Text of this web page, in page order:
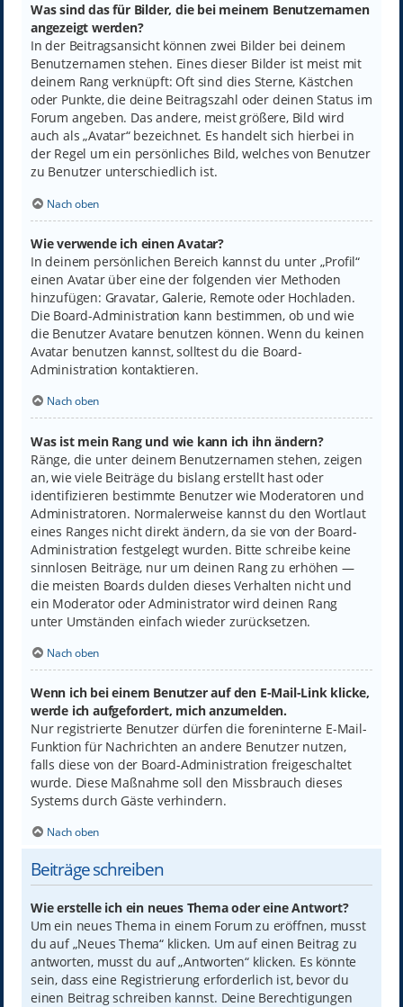
Was sind das für Bilder, die bei meinem Benutzernamen
angezeigt werden?
In der Beitragsansicht können zwei Bilder bei deinem
Benutzernamen stehen. Eines dieser Bilder ist meist mit
deinem Rang verknüpft: Oft sind dies Sterne, Kästchen
oder Punkte, die deine Beitragszahl oder deinen Status im
Forum angeben. Das andere, meist größere, Bild wird
auch als „Avatar“ bezeichnet. Es handelt sich hierbei in
der Regel um ein persönliches Bild, welches von Benutzer
zu Benutzer unterschiedlich ist.
Nach oben
Wie verwende ich einen Avatar?
In deinem persönlichen Bereich kannst du unter „Profil“
einen Avatar über eine der folgenden vier Methoden
hinzufügen: Gravatar, Galerie, Remote oder Hochladen.
Die Board-Administration kann bestimmen, ob und wie
die Benutzer Avatare benutzen können. Wenn du keinen
Avatar benutzen kannst, solltest du die Board-
Administration kontaktieren.
Nach oben
Was ist mein Rang und wie kann ich ihn ändern?
Ränge, die unter deinem Benutzernamen stehen, zeigen
an, wie viele Beiträge du bislang erstellt hast oder
identifizieren bestimmte Benutzer wie Moderatoren und
Administratoren. Normalerweise kannst du den Wortlaut
eines Ranges nicht direkt ändern, da sie von der Board-
Administration festgelegt wurden. Bitte schreibe keine
sinnlosen Beiträge, nur um deinen Rang zu erhöhen —
die meisten Boards dulden dieses Verhalten nicht und
ein Moderator oder Administrator wird deinen Rang
unter Umständen einfach wieder zurücksetzen.
Nach oben
Wenn ich bei einem Benutzer auf den E-Mail-Link klicke,
werde ich aufgefordert, mich anzumelden.
Nur registrierte Benutzer dürfen die foreninterne E-Mail-
Funktion für Nachrichten an andere Benutzer nutzen,
falls diese von der Board-Administration freigeschaltet
wurde. Diese Maßnahme soll den Missbrauch dieses
Systems durch Gäste verhindern.
Nach oben
Beiträge schreiben
Wie erstelle ich ein neues Thema oder eine Antwort?
Um ein neues Thema in einem Forum zu eröffnen, musst
du auf „Neues Thema“ klicken. Um auf einen Beitrag zu
antworten, musst du auf „Antworten“ klicken. Es könnte
sein, dass eine Registrierung erforderlich ist, bevor du
einen Beitrag schreiben kannst. Deine Berechtigungen